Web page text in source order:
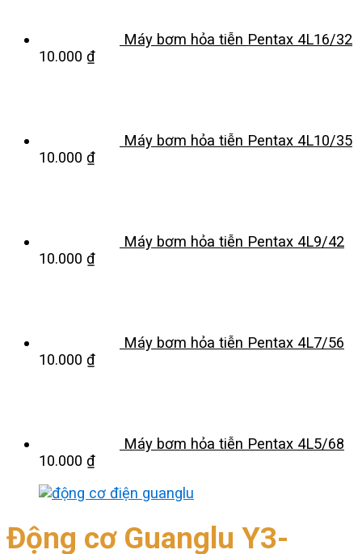
Máy bơm hỏa tiễn Pentax 4L16/32
10.000 ₫
Máy bơm hỏa tiễn Pentax 4L10/35
10.000 ₫
Máy bơm hỏa tiễn Pentax 4L9/42
10.000 ₫
Máy bơm hỏa tiễn Pentax 4L7/56
10.000 ₫
Máy bơm hỏa tiễn Pentax 4L5/68
10.000 ₫
Động cơ Guanglu Y3-